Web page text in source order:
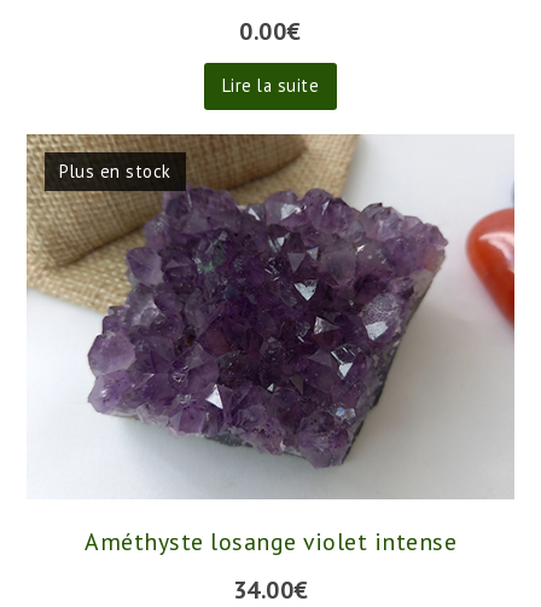
0.00€
Lire la suite
Plus en stock
Améthyste losange violet intense
34.00€